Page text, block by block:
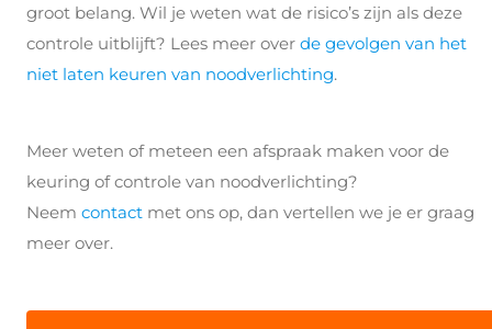
groot belang. Wil je weten wat de risico’s zijn als deze
controle uitblijft? Lees meer over de gevolgen van het
niet laten keuren van noodverlichting.
Meer weten of meteen een afspraak maken voor de
keuring of controle van noodverlichting?
Neem contact met ons op, dan vertellen we je er graag
meer over.